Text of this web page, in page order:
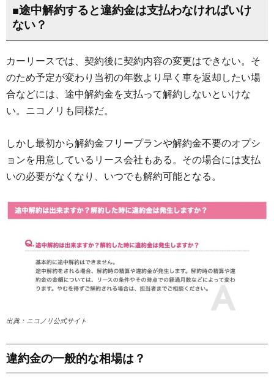
■途中解約すると違約金は支払わなければいけ
ない？
カーリースでは、契約後に契約内容の変更はできない。そ
のため予定が変わり当初の年数より早く車を返却したい場
合などには、途中解約金を支払って解約しないといけな
い。ニコノリも同様だ。
しかし最初から解約金フリープランや解約金不要のオプシ
ョンを用意しているリース会社もある。その場合には支払
いの必要がなくなり、いつでも解約可能となる。
出典：ニコノリ公式サイト
違約金の一般的な相場は？